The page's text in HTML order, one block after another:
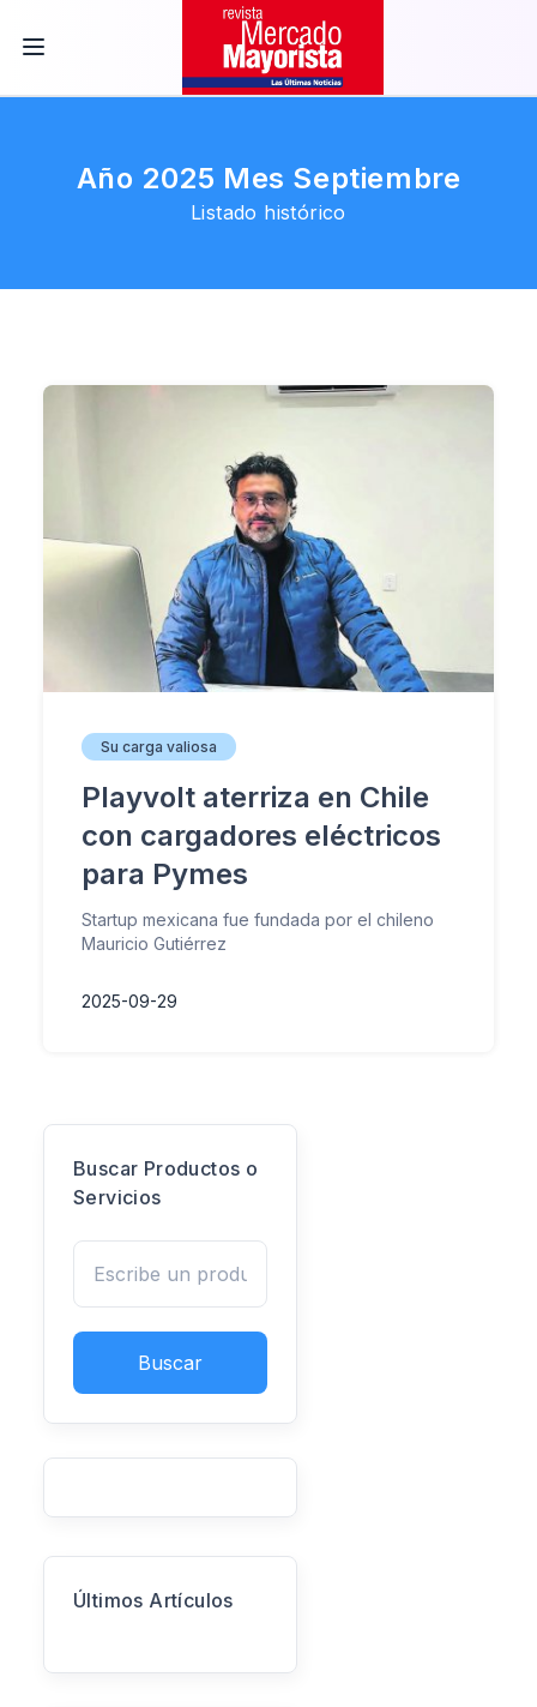
Año 2025 Mes Septiembre
Listado histórico
Su carga valiosa
Playvolt aterriza en Chile
con cargadores eléctricos
para Pymes
Startup mexicana fue fundada por el chileno
Mauricio Gutiérrez
2025-09-29
Buscar Productos o
Servicios
Buscar
Últimos Artículos